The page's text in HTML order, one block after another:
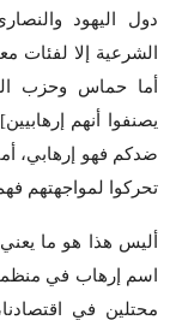
دول اليهود
الشرعية إلا لفئات
أما حماس وحزب
يصنفوا أنهم
ضدكم فهو إرهابي،
تحركوا لمواجهتهم
أليس هذا هو ما
اسم إرهاب في
محتلين في